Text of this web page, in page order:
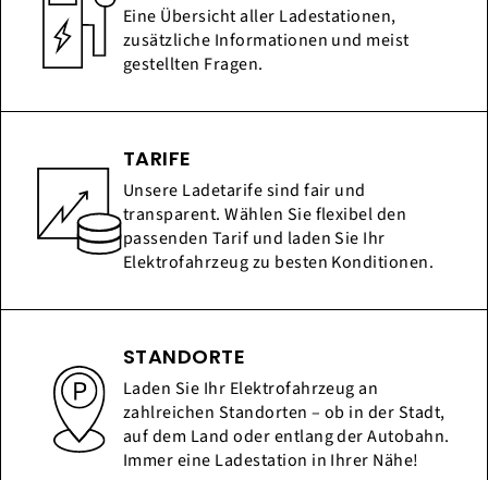
Eine Übersicht aller Ladestationen,
zusätzliche Informationen und meist
gestellten Fragen.
TARIFE
Unsere Ladetarife sind fair und
transparent. Wählen Sie flexibel den
passenden Tarif und laden Sie Ihr
Elektrofahrzeug zu besten Konditionen.
STANDORTE
Laden Sie Ihr Elektrofahrzeug an
zahlreichen Standorten – ob in der Stadt,
auf dem Land oder entlang der Autobahn.
Immer eine Ladestation in Ihrer Nähe!